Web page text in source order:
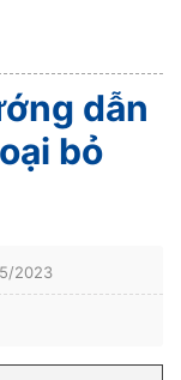
dẫn
bỏ
2023